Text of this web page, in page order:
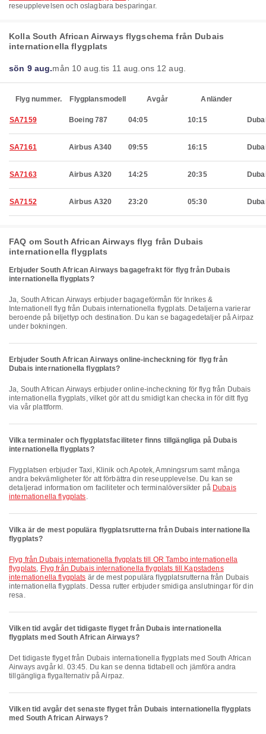
reseupplevelsen och oslagbara besparingar.
Kolla South African Airways flygschema från Dubais
internationella flygplats
sön 9 aug.mån 10 aug. tis 11 aug. ons 12 aug.
Flyg nummer. Flygplansmodell Avgår Anländer
SA7159 Boeing 787 04:05 10:15
SA7161 Airbus A340 09:55 16:15
SA7163 Airbus A320 14:25 20:35
SA7152 Airbus A320 23:20 05:30
FAQ om South African Airways flyg från Dubais
internationella flygplats
Erbjuder South African Airways bagagefrakt för flyg från Dubais
internationella flygplats?
Ja, South African Airways erbjuder bagageförmån för Inrikes &
Internationell flyg från Dubais internationella flygplats. Detaljerna varierar
beroende på biljettyp och destination. Du kan se bagagedetaljer på Airpaz
under bokningen.
Erbjuder South African Airways online-incheckning för flyg från
Dubais internationella flygplats?
Ja, South African Airways erbjuder online-incheckning för flyg från Dubais
internationella flygplats, vilket gör att du smidigt kan checka in för ditt flyg
via vår plattform.
Vilka terminaler och flygplatsfaciliteter finns tillgängliga på Dubais
internationella flygplats?
Flygplatsen erbjuder Taxi, Klinik och Apotek, Amningsrum samt många
andra bekvämligheter för att förbättra din reseupplevelse. Du kan se
detaljerad information om faciliteter och terminalöversikter på Dubais
internationella flygplats.
Vilka är de mest populära flygplatsrutterna från Dubais internationella
flygplats?
Flyg från Dubais internationella flygplats till OR Tambo internationella
flygplats, Flyg från Dubais internationella flygplats till Kapstadens
internationella flygplats är de mest populära flygplatsrutterna från Dubais
internationella flygplats. Dessa rutter erbjuder smidiga anslutningar för din
resa.
Vilken tid avgår det tidigaste flyget från Dubais internationella
flygplats med South African Airways?
Det tidigaste flyget från Dubais internationella flygplats med South African
Airways avgår kl. 03:45. Du kan se denna tidtabell och jämföra andra
tillgängliga flygalternativ på Airpaz.
Vilken tid avgår det senaste flyget från Dubais internationella flygplats
med South African Airways?